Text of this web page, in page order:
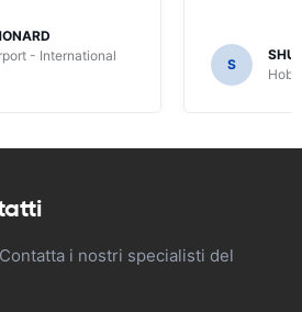
- International
S
i nostri specialisti del